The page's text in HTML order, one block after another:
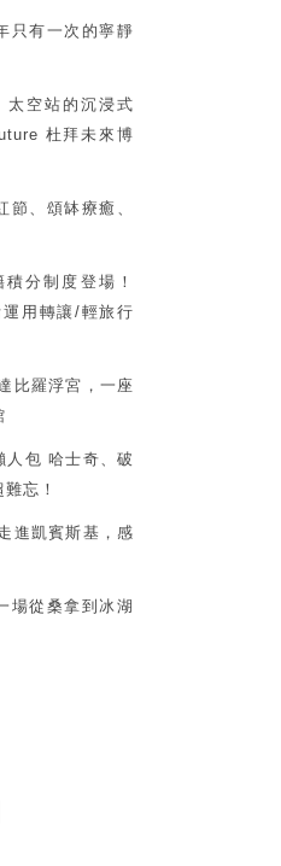
只有一次的寧靜
太空站的沉浸式
杜拜未來博
節、頌缽療癒、
分制度登場！
用轉讓/輕旅行
比羅浮宮，一座
人包 哈士奇、破
忘！
進凱賓斯基，感
場從桑拿到冰湖